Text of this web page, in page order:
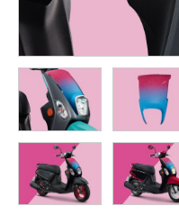
YZF-R3
251~549
YZF-R15
150
MT-
07
Y-
AMT
550+
MT-
NMAX
150
AUGUR
150
125
FORCE
2.0
150